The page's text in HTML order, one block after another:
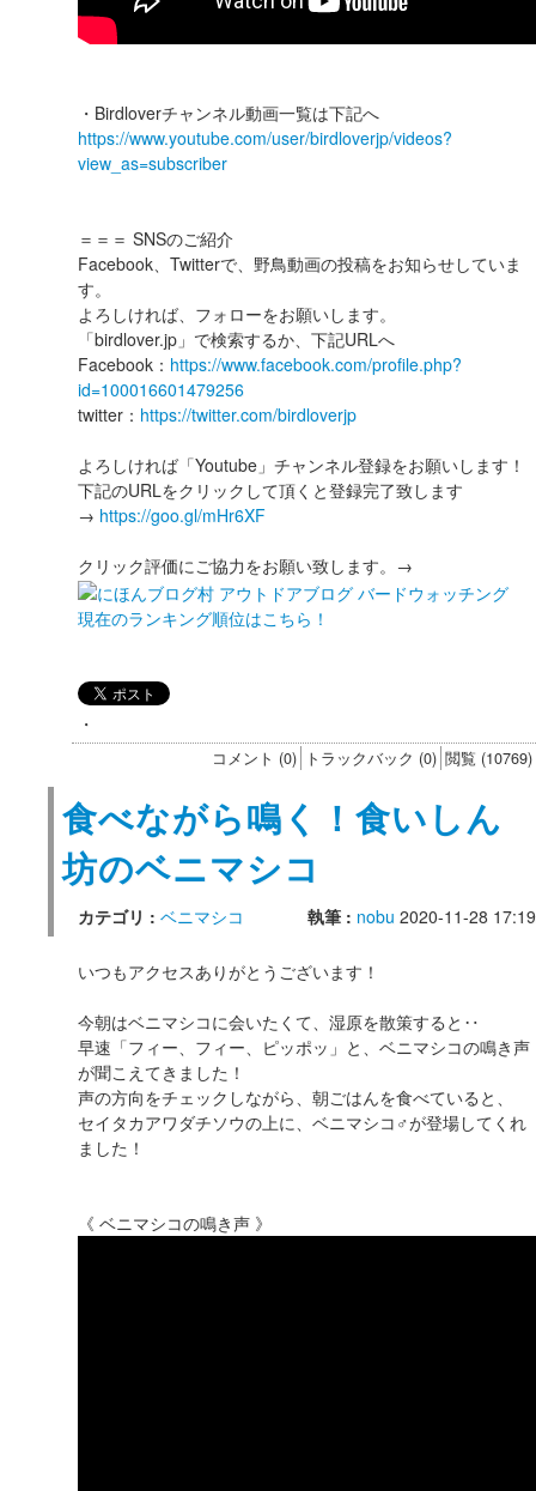
・Birdloverチャンネル動画一覧は下記へ
https://www.youtube.com/user/birdloverjp/videos?
view_as=subscriber
＝＝＝ SNSのご紹介
Facebook、Twitterで、野鳥動画の投稿をお知らせしていま
す。
よろしければ、フォローをお願いします。
「birdlover.jp」で検索するか、下記URLへ
Facebook： https://www.facebook.com/profile.php?
id=100016601479256
twitter： https://twitter.com/birdloverjp
よろしければ「Youtube」チャンネル登録をお願いします！
下記のURLをクリックして頂くと登録完了致します
→ https://goo.gl/mHr6XF
クリック評価にご協力をお願い致します。→
現在のランキング順位はこちら！
・
コメント (0) トラックバック (0) 閲覧 (10769)
食べながら鳴く！食いしん
坊のベニマシコ
カテゴリ : ベニマシコ 執筆 : nobu 2020-11-28 17:19
いつもアクセスありがとうございます！
今朝はベニマシコに会いたくて、湿原を散策すると‥
早速「フィー、フィー、ピッポッ」と、ベニマシコの鳴き声
が聞こえてきました！
声の方向をチェックしながら、朝ごはんを食べていると、
セイタカアワダチソウの上に、ベニマシコ♂が登場してくれ
ました！
《 ベニマシコの鳴き声 》